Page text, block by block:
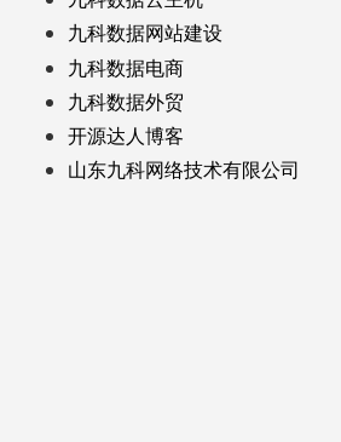
九科数据网站建设
九科数据电商
九科数据外贸
开源达人博客
山东九科网络技术有限公司